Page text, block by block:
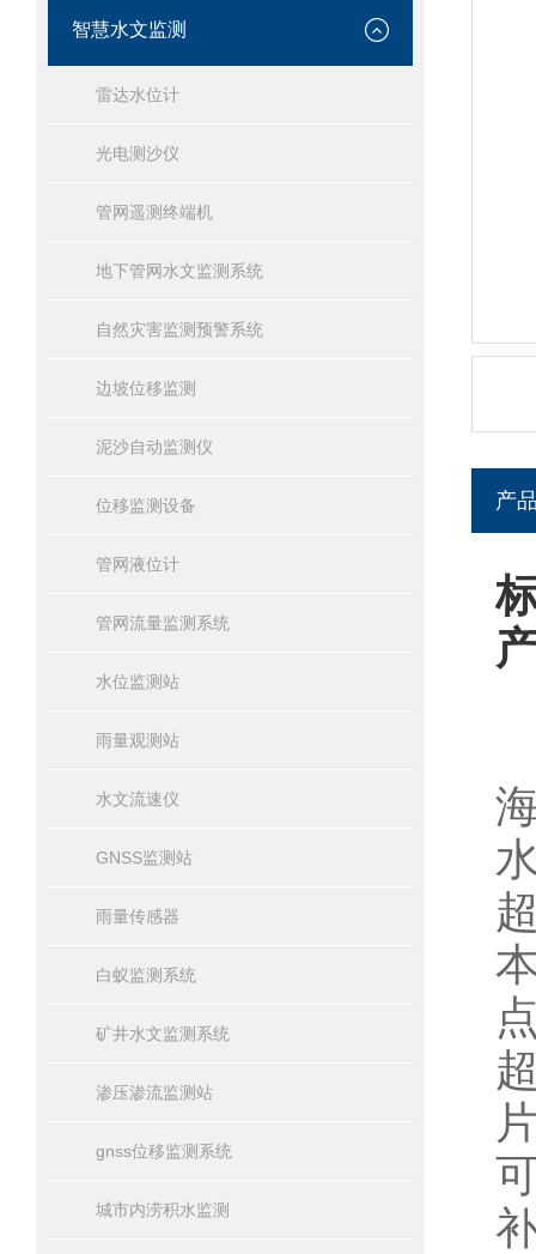
智慧水文监测
雷达水位计
光电测沙仪
管网遥测终端机
地下管网水文监测系统
自然灾害监测预警系统
边坡位移监测
泥沙自动监测仪
位移监测设备
管网液位计
管网流量监测系统
水位监测站
雨量观测站
水文流速仪
GNSS监测站
雨量传感器
白蚁监测系统
矿井水文监测系统
渗压渗流监测站
gnss位移监测系统
城市内涝积水监测
产